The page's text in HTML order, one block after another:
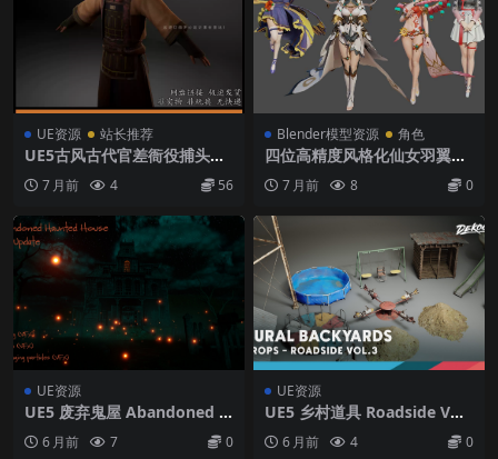
UE资源 站长推荐
UE5古风古代官差衙役捕头人
7 月前 4 56
Blender模型资源 角色
四位高精度风格化仙女羽翼仙
7 月前 8 0
UE资源
UE5 废弃鬼屋 Abandoned H
6 月前 7 0
UE资源
UE5 乡村道具 Roadside VO
L.3 – Rural Props (Nanite a
nd Low Poly Versions)
6 月前 4 0